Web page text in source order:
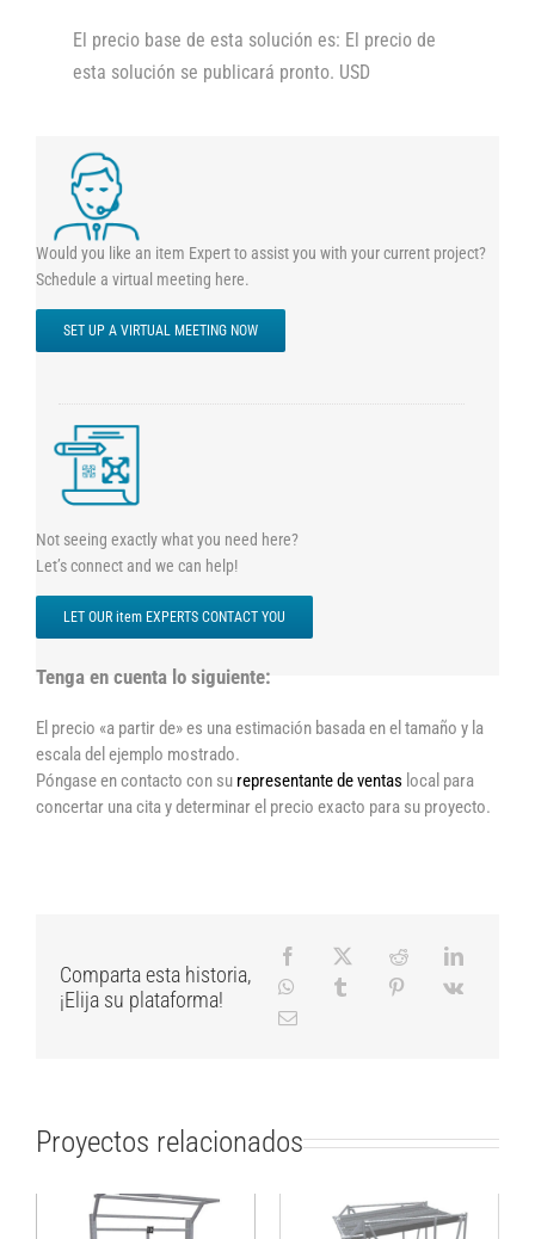
El precio base de esta solución es: El precio de
esta solución se publicará pronto. USD
Would you like an item Expert to assist you with your current project?
Schedule a virtual meeting here.
SET UP A VIRTUAL MEETING NOW
Not seeing exactly what you need here?
Let’s connect and we can help!
LET OUR item EXPERTS CONTACT YOU
Tenga en cuenta lo siguiente:
El precio «a partir de» es una estimación basada en el tamaño y la
escala del ejemplo mostrado.
Póngase en contacto con su representante de ventas local para
concertar una cita y determinar el precio exacto para su proyecto.
Comparta esta historia,
¡Elija su plataforma!
Proyectos relacionados